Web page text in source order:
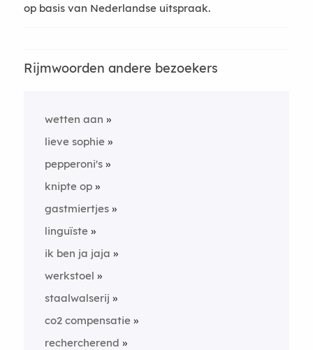
op basis van Nederlandse uitspraak.
Rijmwoorden andere bezoekers
wetten aan
lieve sophie
pepperoni's
knipte op
gastmiertjes
linguïste
ik ben ja jaja
werkstoel
staalwalserij
co2 compensatie
rechercherend